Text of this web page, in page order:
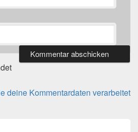
deine Kommentardaten verarbeitet